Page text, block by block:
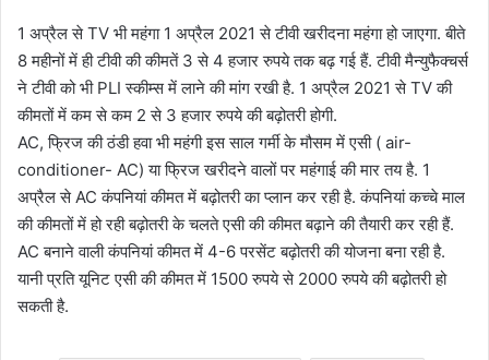
1 अप्रैल से TV भी महंगा 1 अप्रैल 2021 से टीवी खरीदना महंगा हो जाएगा. बीते
8 महीनों में ही टीवी की कीमतें 3 से 4 हजार रुपये तक बढ़ गई हैं. टीवी मैन्युफैक्चर्स
ने टीवी को भी PLI स्कीम्स में लाने की मांग रखी है. 1 अप्रैल 2021 से TV की
कीमतों में कम से कम 2 से 3 हजार रुपये की बढ़ोतरी होगी.
AC, फ्रिज की ठंडी हवा भी महंगी इस साल गर्मी के मौसम में एसी ( air-
conditioner- AC) या फ्रिज खरीदने वालों पर महंगाई की मार तय है. 1
अप्रैल से AC कंपनियां कीमत में बढ़ोतरी का प्लान कर रही है. कंपनियां कच्चे माल
की कीमतों में हो रही बढ़ोतरी के चलते एसी की कीमत बढ़ाने की तैयारी कर रही हैं.
AC बनाने वाली कंपनियां कीमत में 4-6 परसेंट बढ़ोतरी की योजना बना रही है.
यानी प्रति यूनिट एसी की कीमत में 1500 रुपये से 2000 रुपये की बढ़ोतरी हो
सकती है.